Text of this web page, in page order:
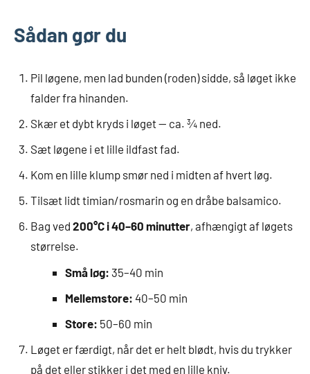
Sådan gør du
Pil løgene, men lad bunden (roden) sidde, så løget ikke
falder fra hinanden.
Skær et dybt kryds i løget — ca. ¾ ned.
Sæt løgene i et lille ildfast fad.
Kom en lille klump smør ned i midten af hvert løg.
Tilsæt lidt timian/rosmarin og en dråbe balsamico.
Bag ved 200°C i 40–60 minutter, afhængigt af løgets
størrelse.
Små løg: 35–40 min
Mellemstore: 40–50 min
Store: 50–60 min
Løget er færdigt, når det er helt blødt, hvis du trykker
på det eller stikker i det med en lille kniv.